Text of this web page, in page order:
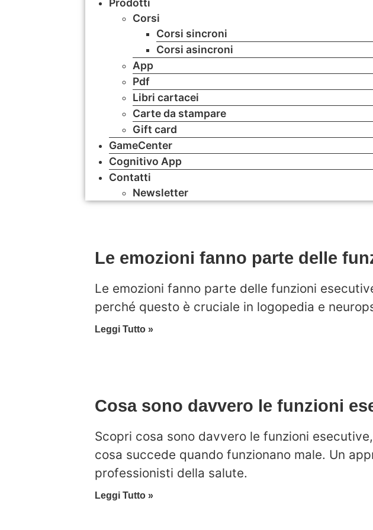
Prodotti
Corsi
Corsi sincroni
Corsi asincroni
App
Pdf
Libri cartacei
Carte da stampare
Gift card
GameCenter
Cognitivo App
Contatti
Newsletter
Le emozioni fanno parte delle
Le emozioni fanno parte delle funzioni
perché questo è cruciale in logopedia e
Leggi Tutto »
Cosa sono davvero le funzioni
Scopri cosa sono davvero le funzioni
cosa succede quando funzionano male. Un
professionisti della salute.
Leggi Tutto »